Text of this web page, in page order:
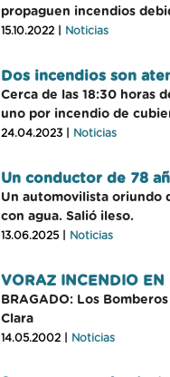
propaguen incendios
15.10.2022 | Noticias
Dos incendios son
Cerca de las 18:30 horas
uno por incendio de
24.04.2023 | Noticias
Un conductor de 78
Un automovilista oriundo
con agua. Salió ileso.
13.06.2025 | Noticias
VORAZ INCENDIO EN
BRAGADO: Los
Clara
14.05.2002 | Noticias